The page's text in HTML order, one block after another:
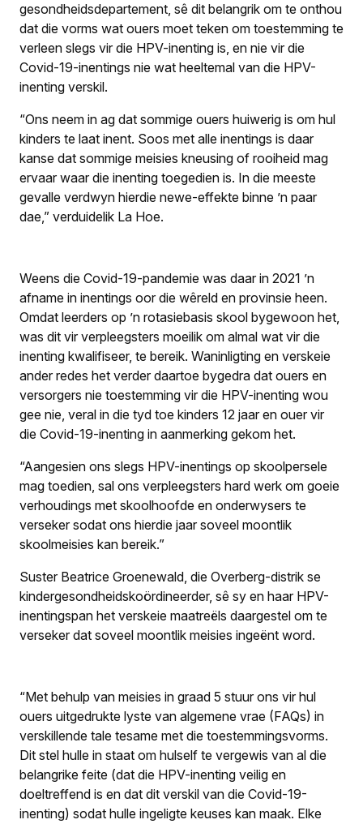
gesondheidsdepartement, sê dit belangrik om te onthou
dat die vorms wat ouers moet teken om toestemming te
verleen slegs vir die HPV-inenting is, en nie vir die
Covid-19-inentings nie wat heeltemal van die HPV-
inenting verskil.
“Ons neem in ag dat sommige ouers huiwerig is om hul
kinders te laat inent. Soos met alle inentings is daar
kanse dat sommige meisies kneusing of rooiheid mag
ervaar waar die inenting toegedien is. In die meeste
gevalle verdwyn hierdie newe-effekte binne ’n paar
dae,” verduidelik La Hoe.
Weens die Covid-19-pandemie was daar in 2021 ’n
afname in inentings oor die wêreld en provinsie heen.
Omdat leerders op ’n rotasiebasis skool bygewoon het,
was dit vir verpleegsters moeilik om almal wat vir die
inenting kwalifiseer, te bereik. Waninligting en verskeie
ander redes het verder daartoe bygedra dat ouers en
versorgers nie toestemming vir die HPV-inenting wou
gee nie, veral in die tyd toe kinders 12 jaar en ouer vir
die Covid-19-inenting in aanmerking gekom het.
“Aangesien ons slegs HPV-inentings op skoolpersele
mag toedien, sal ons verpleegsters hard werk om goeie
verhoudings met skoolhoofde en onderwysers te
verseker sodat ons hierdie jaar soveel moontlik
skoolmeisies kan bereik.”
Suster Beatrice Groenewald, die Overberg-distrik se
kindergesondheidskoördineerder, sê sy en haar HPV-
inentingspan het verskeie maatreëls daargestel om te
verseker dat soveel moontlik meisies ingeënt word.
“Met behulp van meisies in graad 5 stuur ons vir hul
ouers uitgedrukte lyste van algemene vrae (FAQs) in
verskillende tale tesame met die toestemmingsvorms.
Dit stel hulle in staat om hulself te vergewis van al die
belangrike feite (dat die HPV-inenting veilig en
doeltreffend is en dat dit verskil van die Covid-19-
inenting) sodat hulle ingeligte keuses kan maak. Elke